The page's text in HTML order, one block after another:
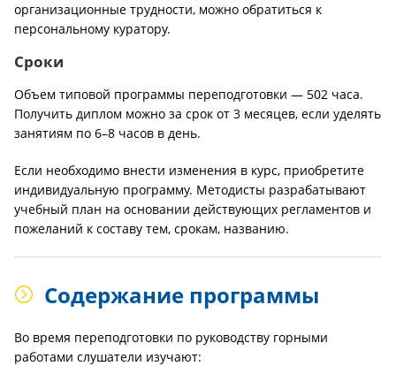
организационные трудности, можно обратиться к
персональному куратору.
Сроки
Объем типовой программы переподготовки — 502 часа.
Получить диплом можно за срок от 3 месяцев, если уделять
занятиям по 6–8 часов в день.
Если необходимо внести изменения в курс, приобретите
индивидуальную программу. Методисты разрабатывают
учебный план на основании действующих регламентов и
пожеланий к составу тем, срокам, названию.
Содержание программы
Во время переподготовки по руководству горными
работами слушатели изучают: